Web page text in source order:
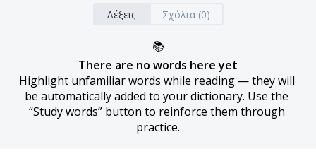
Λέξεις Σχόλια (0)
📚
There are no words here yet
Highlight unfamiliar words while reading — they will
be automatically added to your dictionary. Use the
“Study words” button to reinforce them through
practice.